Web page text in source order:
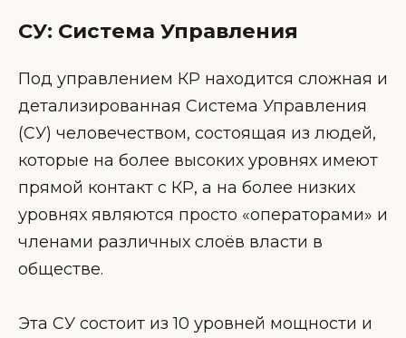
СУ: Система Управления
Под управлением КР находится сложная и
детализированная Система Управления
(СУ) человечеством, состоящая из людей,
которые на более высоких уровнях имеют
прямой контакт с КР, а на более низких
уровнях являются просто «операторами» и
членами различных слоёв власти в
обществе.
Эта СУ состоит из 10 уровней мощности и